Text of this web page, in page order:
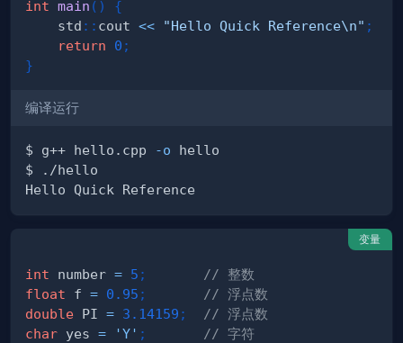
int main ( )
{
    std
:: cout << "Hello Quick Reference\n" ;
return
0 ;
}
编译运行
$ g++ hello.cpp -o
变量
int number = 5 ;
// 整数
float f = 0.95 ;
// 浮点数
double PI = 3.14159 ;
// 浮点数
char yes = 'Y' ;
// 字符